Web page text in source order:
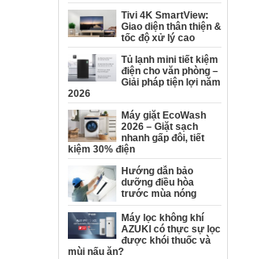
Tivi 4K SmartView:
Giao diện thân thiện &
tốc độ xử lý cao
Tủ lạnh mini tiết kiệm
điện cho văn phòng –
Giải pháp tiện lợi năm
2026
Máy giặt EcoWash
2026 – Giặt sạch
nhanh gấp đôi, tiết
kiệm 30% điện
Hướng dẫn bảo
dưỡng điều hòa
trước mùa nóng
Máy lọc không khí
AZUKI có thực sự lọc
được khói thuốc và
mùi nấu ăn?